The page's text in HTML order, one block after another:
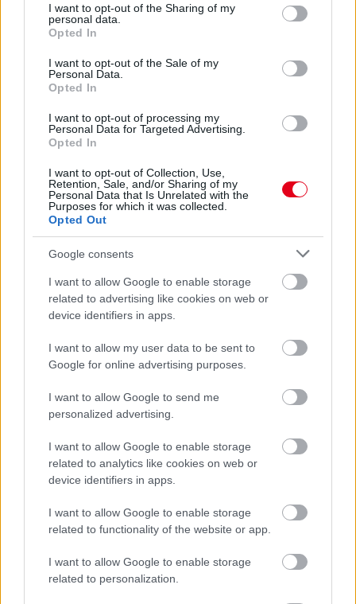
not limited to your visit or usage behaviour. You may click to
grant or deny consent to Google and its third-party tags to
use your data for below specified purposes in below Google
consent section.
I want to opt-out of the Sharing of my
personal data.
Opted In
I want to opt-out of the Sale of my
Personal Data.
Opted In
I want to opt-out of processing my
Personal Data for Targeted Advertising.
Opted In
I want to opt-out of Collection, Use,
Retention, Sale, and/or Sharing of my
Personal Data that Is Unrelated with the
Purposes for which it was collected.
Opted Out
Google consents
I want to allow Google to enable storage
related to advertising like cookies on web or
device identifiers in apps.
I want to allow my user data to be sent to
Google for online advertising purposes.
I want to allow Google to send me
personalized advertising.
I want to allow Google to enable storage
related to analytics like cookies on web or
device identifiers in apps.
I want to allow Google to enable storage
related to functionality of the website or app.
I want to allow Google to enable storage
related to personalization.
Malajziában
Ilyen lehet a jövő F1-es szabályrendszere Domenicali
szerint
1 napja
Újabb korábbi F2-es bajnok folytatja a Formula-E-ben